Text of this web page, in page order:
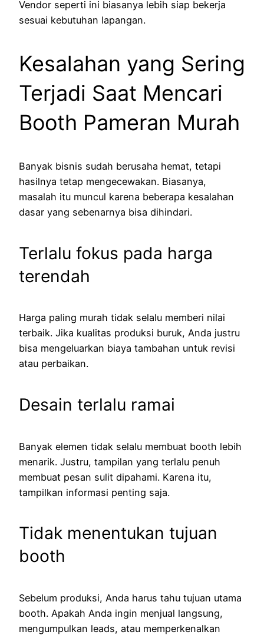
Vendor seperti ini biasanya lebih siap bekerja
sesuai kebutuhan lapangan.
Kesalahan yang Sering
Terjadi Saat Mencari
Booth Pameran Murah
Banyak bisnis sudah berusaha hemat, tetapi
hasilnya tetap mengecewakan. Biasanya,
masalah itu muncul karena beberapa kesalahan
dasar yang sebenarnya bisa dihindari.
Terlalu fokus pada harga
terendah
Harga paling murah tidak selalu memberi nilai
terbaik. Jika kualitas produksi buruk, Anda justru
bisa mengeluarkan biaya tambahan untuk revisi
atau perbaikan.
Desain terlalu ramai
Banyak elemen tidak selalu membuat booth lebih
menarik. Justru, tampilan yang terlalu penuh
membuat pesan sulit dipahami. Karena itu,
tampilkan informasi penting saja.
Tidak menentukan tujuan
booth
Sebelum produksi, Anda harus tahu tujuan utama
booth. Apakah Anda ingin menjual langsung,
mengumpulkan leads, atau memperkenalkan